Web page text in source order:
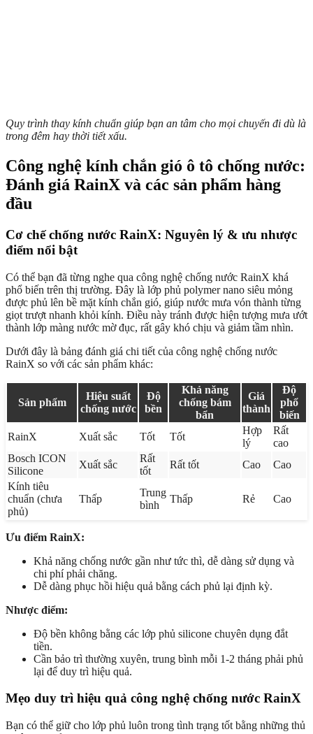
Quy trình thay kính chuẩn giúp bạn an tâm cho mọi chuyến đi dù là
trong đêm hay thời tiết xấu.
Công nghệ kính chắn gió ô tô chống nước:
Đánh giá RainX và các sản phẩm hàng
đầu
Cơ chế chống nước RainX: Nguyên lý & ưu nhược
điểm nổi bật
Có thể bạn đã từng nghe qua công nghệ chống nước RainX khá
phổ biến trên thị trường. Đây là lớp phủ polymer nano siêu mỏng
được phủ lên bề mặt kính chắn gió, giúp nước mưa vón thành từng
giọt trượt nhanh khỏi kính. Điều này tránh được hiện tượng mưa ướt
thành lớp màng nước mờ đục, rất gây khó chịu và giảm tầm nhìn.
Dưới đây là bảng đánh giá chi tiết của công nghệ chống nước
RainX so với các sản phẩm khác:
Sản phẩm
Hiệu suất
chống nước
Độ
bền
Khả năng
chống bám
bẩn
Giá
thành
Độ
phổ
biến
RainX
Xuất sắc Tốt Tốt
Hợp
lý
Rất
cao
Bosch ICON
Silicone
Xuất sắc
Rất
tốt
Rất tốt Cao
Cao
Kính tiêu
chuẩn (chưa
phủ)
Thấp
Trung
bình
Thấp Rẻ Cao
Ưu điểm RainX:
Khả năng chống nước gần như tức thì, dễ dàng sử dụng và
chi phí phải chăng.
Dễ dàng phục hồi hiệu quả bằng cách phủ lại định kỳ.
Nhược điểm:
Độ bền không bằng các lớp phủ silicone chuyên dụng đắt
tiền.
Cần bảo trì thường xuyên, trung bình mỗi 1-2 tháng phải phủ
lại để duy trì hiệu quả.
Mẹo duy trì hiệu quả công nghệ chống nước RainX
Bạn có thể giữ cho lớp phủ luôn trong tình trạng tốt bằng những thủ